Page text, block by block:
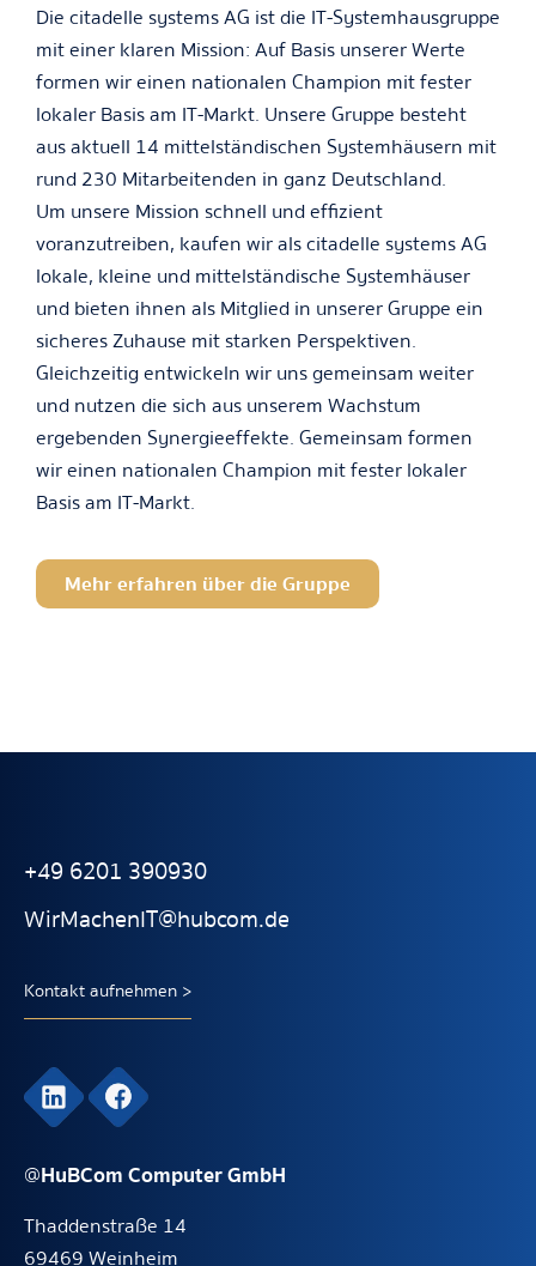
Die citadelle systems AG ist die IT-Systemhausgruppe
mit einer klaren Mission: Auf Basis unserer Werte
formen wir einen nationalen Champion mit fester
lokaler Basis am IT-Markt. Unsere Gruppe besteht
aus aktuell 14 mittelständischen Systemhäusern mit
rund 230 Mitarbeitenden in ganz Deutschland.
Um unsere Mission schnell und effizient
voranzutreiben, kaufen wir als citadelle systems AG
lokale, kleine und mittelständische Systemhäuser
und bieten ihnen als Mitglied in unserer Gruppe ein
sicheres Zuhause mit starken Perspektiven.
Gleichzeitig entwickeln wir uns gemeinsam weiter
und nutzen die sich aus unserem Wachstum
ergebenden Synergieeffekte. Gemeinsam formen
wir einen nationalen Champion mit fester lokaler
Basis am IT-Markt.
Mehr erfahren über die Gruppe
+49 6201 390930
WirMachenIT@hubcom.de
Kontakt aufnehmen >
@HuBCom Computer GmbH
Thaddenstraße 14
69469 Weinheim